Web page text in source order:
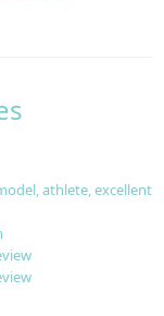
athlete, excellent